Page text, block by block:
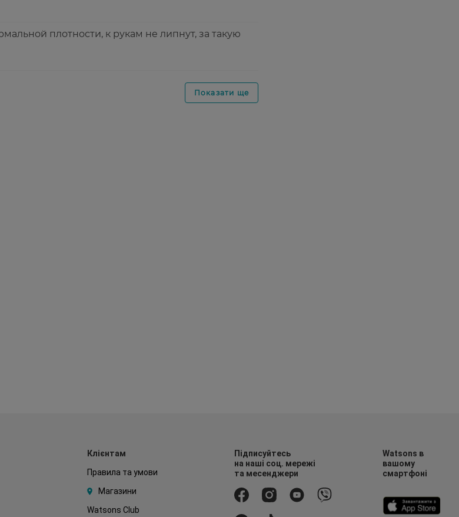
плотности, к рукам не липнут, за такую
Показати ще
Клієнтам
Правила та умови
Магазини
Watsons Club
Підписуйтесь
на наші соц. мережі
та месенджери
Watsons в
вашому
смартфоні